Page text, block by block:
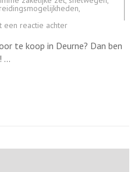
,
een reactie achterop
droomkantoor
te koop in Deurne? Dan ben
…